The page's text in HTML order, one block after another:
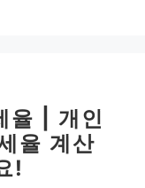
율 | 개인
율 계산
!